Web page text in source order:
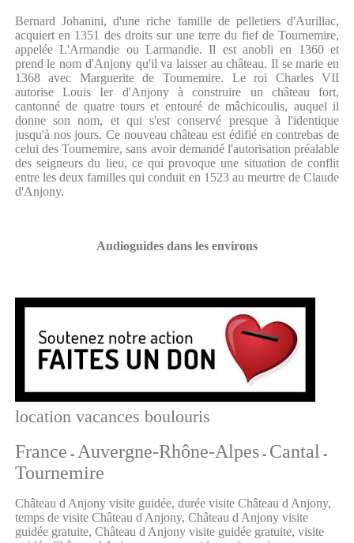
Bernard Johanini, d'une riche famille de pelletiers d'Aurillac,
acquiert en 1351 des droits sur une terre du fief de Tournemire,
appelée L'Armandie ou Larmandie. Il est anobli en 1360 et
prend le nom d'Anjony qu'il va laisser au château. Il se marie en
1368 avec Marguerite de Tournemire. Le roi Charles VII
autorise Louis Ier d'Anjony à construire un château fort,
cantonné de quatre tours et entouré de mâchicoulis, auquel il
donne son nom, et qui s'est conservé presque à l'identique
jusqu'à nos jours. Ce nouveau château est édifié en contrebas de
celui des Tournemire, sans avoir demandé l'autorisation préalable
des seigneurs du lieu, ce qui provoque une situation de conflit
entre les deux familles qui conduit en 1523 au meurtre de Claude
d'Anjony.
Audioguides dans les environs
location vacances boulouris
France - Auvergne-Rhône-Alpes- Cantal -
Tournemire
Château d Anjony visite guidée, durée visite Château d Anjony,
temps de visite Château d Anjony, Château d Anjony visite
guidée gratuite, Château d Anjony visite guidée gratuite, visite